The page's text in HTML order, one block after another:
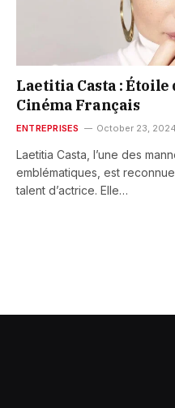
Laetitia Casta : Étoile
Cinéma Français
ENTREPRISES October 23, 2024
Laetitia Casta, l’une des
emblématiques, est
talent d’actrice. Elle…